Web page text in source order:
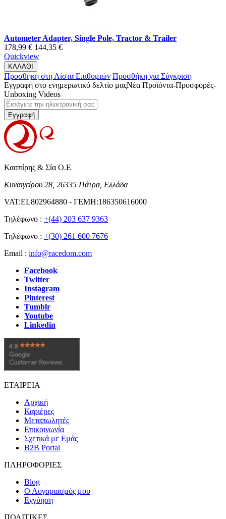
Autometer Adapter, Single Pole, Tractor & Trailer
178,99 € 144,35 €
Quickview
ΚΑΛΑΘΙ
Προσθήκη στη Λίστα Επιθυμιών Προσθήκη για Σύγκριση
Εγγραφή στο ενημερωτικό δελτίο μαςΝέα Προϊόντα-Προσφορές-
Unboxing Videos
Εγγραφή
Κασπίρης & Σία Ο.Ε
Κυναιγείρου 28, 26335 Πάτρα, Ελλάδα
VAT:EL802964880 - ΓΕΜΗ:186350616000
Τηλέφωνο : +(44) 203 637 9363
Τηλέφωνο : +(30) 261 600 7676
Email : info@racedom.com
Facebook
Twitter
Instagram
Pinterest
Tumblr
Youtube
Linkedin
ΕΤΑΙΡΕΙΑ
Αρχική
Καριέρες
Μεταπωλητές
Επικοινωνία
Σχετικά με Εμάς
B2B Portal
ΠΛΗΡΟΦΟΡΙΕΣ
Blog
Ο Λογαριασμός μου
Εγγύηση